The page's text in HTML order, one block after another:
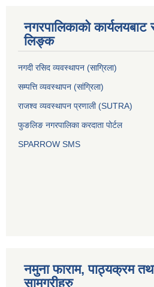
नगरपालिकाको
लिङ्क
नगदी रसिद व्यवस्थापन (साग्रिला)
सम्पत्ति व्यवस्थापन (सांग्रिला)
राजश्व व्यवस्थापन प्रणाली (SUTRA)
फुङलिङ नगरपालिका करदाता पोर्टल
SPARROW SMS
नमुना फाराम, पाठ्यक्रम
सामग्रीहरु